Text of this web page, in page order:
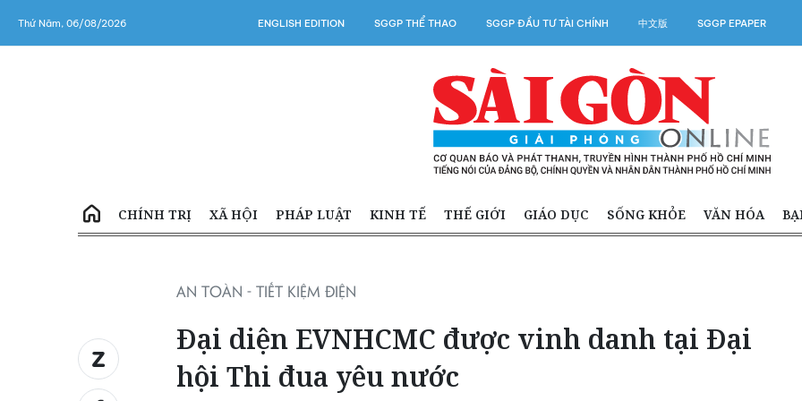
Thứ Năm, 06/08/2026 ENGLISH EDITION SGGP THỂ THAO SGGP ĐẦU TƯ TÀI CHÍNH 中文版 SGGP EPAPER
CHÍNH TRỊ XÃ HỘI PHÁP LUẬT KINH TẾ THẾ GIỚI GIÁO DỤC SỐNG KHỎE VĂN HÓA
AN TOÀN - TIẾT KIỆM ĐIỆN
Đại diện EVNHCMC được vinh danh tại Đại
hội Thi đua yêu nước